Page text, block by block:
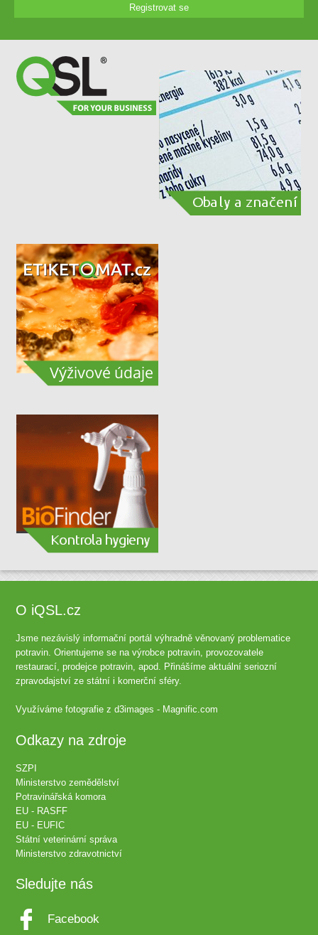
Registrovat se
O iQSL.cz
Jsme nezávislý informační portál výhradně věnovaný problematice
potravin. Orientujeme se na výrobce potravin, provozovatele
restaurací, prodejce potravin, apod. Přinášíme aktuální seriozní
zpravodajství ze státní i komerční sféry.
Využíváme fotografie zd3images - Magnific.com
Odkazy na zdroje
SZPI
Ministerstvo zemědělství
Potravinářská komora
EU - RASFF
EU - EUFIC
Státní veterinární správa
Ministerstvo zdravotnictví
Sledujte nás
Facebook